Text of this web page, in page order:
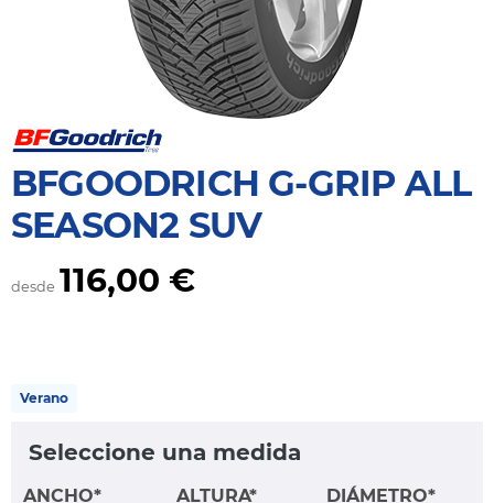
BFGOODRICH G-GRIP ALL
SEASON2 SUV
desde 116,00 €
Verano
Seleccione una medida
ANCHO* ALTURA* DIÁMETRO*